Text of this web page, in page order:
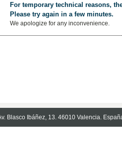
For temporary technical reasons,
Please try again in a few minutes.
We apologize for any inconvenience.
Blasco Ibáñez, 13. 46010 Valencia.